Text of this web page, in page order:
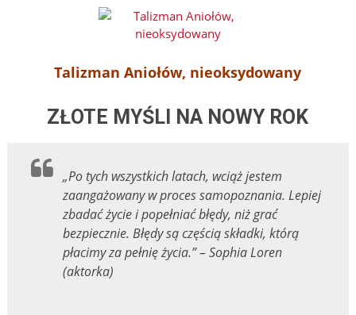
Talizman Aniołów, nieoksydowany
ZŁOTE MYŚLI NA NOWY ROK
„Po tych wszystkich latach, wciąż jestem
zaangażowany w proces samopoznania. Lepiej
zbadać życie i popełniać błędy, niż grać
bezpiecznie. Błędy są częścią składki, którą
płacimy za pełnię życia.” – Sophia Loren
(aktorka)